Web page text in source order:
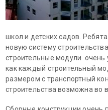
школ и детских садов.
новую систему
строительные модули очень
как каждый строительный
размером с транспортный
строительства возможна во